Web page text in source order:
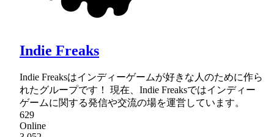
Indie Freaks
Indie Freaksはインディーゲームが好きな人のために作ら
れたグループです！ 現在、Indie Freaksではインディー
ゲームに関する発信や交流の場を運営しています。
629
Online